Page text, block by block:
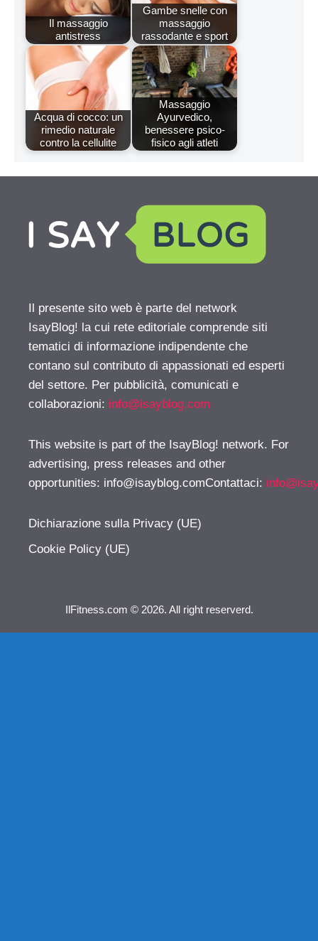
Il massaggio
antistress
Gambe snelle con
massaggio
rassodante e sport
Acqua di cocco: un
rimedio naturale
contro la cellulite
Massaggio
Ayurvedico,
benessere psico-
fisico agli atleti
Il presente sito web è parte del network
IsayBlog! la cui rete editoriale comprende siti
tematici di informazione indipendente che
contano sul contributo di appassionati ed esperti
del settore. Per pubblicità, comunicati e
collaborazioni: info@isayblog.com
This website is part of the IsayBlog! network. For
advertising, press releases and other
opportunities: info@isayblog.comContattaci:
Dichiarazione sulla Privacy (UE)
Cookie Policy (UE)
IlFitness.com © 2026. All right reserverd.